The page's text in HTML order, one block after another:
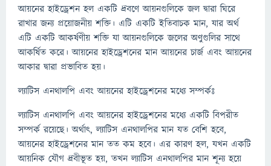
আয়নের হাইড্রেশন হল একটি দ্রবণে আয়নগুলিকে জল দ্বারা ঘিরে
রাখার জন্য প্রয়োজনীয় শক্তি। এটি একটি ইতিবাচক মান, যার অর্থ
এটি একটি আকর্ষণীয় শক্তি যা আয়নগুলিকে জলের অণুগুলির সাথে
আকর্ষিত করে। আয়নের হাইড্রেশনের মান আয়নের চার্জ এবং আয়নের
আকার দ্বারা প্রভাবিত হয়।
ল্যাটিস এনথালপি এবং আয়নের হাইড্রেশনের মধ্যে সম্পর্কঃ
ল্যাটিস এনথালপি এবং আয়নের হাইড্রেশনের মধ্যে একটি বিপরীত
সম্পর্ক রয়েছে। অর্থাৎ, ল্যাটিস এনথালপির মান যত বেশি হবে,
আয়নের হাইড্রেশনের মান তত কম হবে। এর কারণ হল, যখন একটি
আয়নিক যৌগ দ্রবীভূত হয়, তখন ল্যাটিস এনথালপির মান শূন্য হয়ে